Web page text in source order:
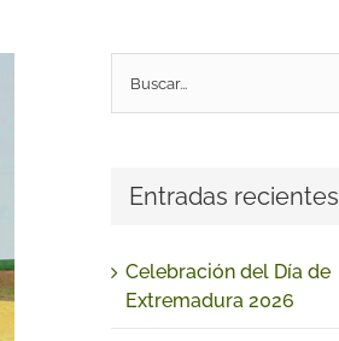
Entradas recientes
Celebración del Día de
Extremadura 2026